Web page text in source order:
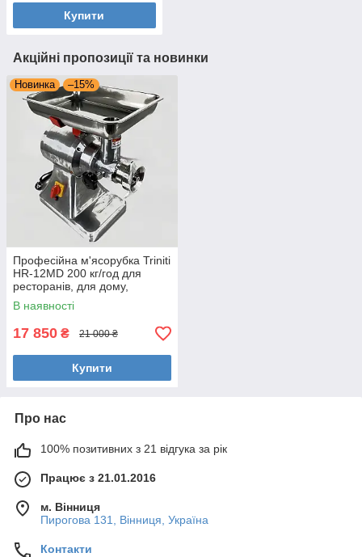
Купити
Акційні пропозиції та новинки
Новинка –15%
Професійна м'ясорубка Triniti
HR-12MD 200 кг/год для
ресторанів, для дому,
підприємств харчування
(куттер)
В наявності
17 850 ₴ 21 000 ₴
Купити
Про нас
100% позитивних з 21 відгука за рік
Працює з 21.01.2016
м. Вінниця
Пирогова 131, Вінниця, Україна
Контакти